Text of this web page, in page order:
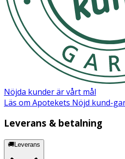
Nöjda kunder är vårt mål
Läs om Apotekets Nöjd kund-
Leverans & betalning
🚚Leverans